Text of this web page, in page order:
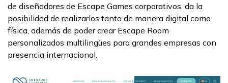
de diseñadores de Escape Games corporativos, da la
posibilidad de realizarlos tanto de manera digital como
física, además de poder crear Escape Room
personalizados multilingües para grandes empresas con
presencia internacional.